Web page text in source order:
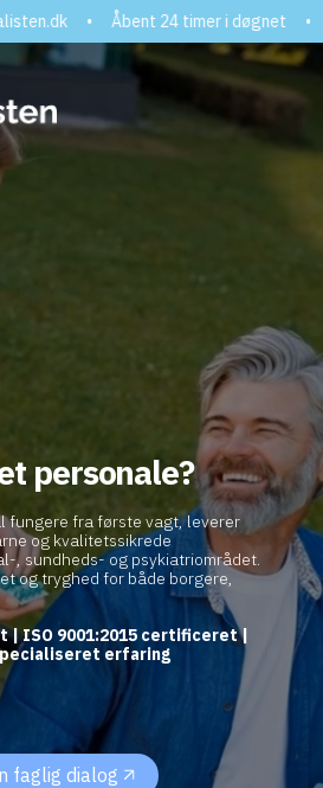
• Åbent 24 timer i
personale?
fungere fra første vagt, leverer
og kvalitetssikrede
, sundheds- og psykiatriområdet.
og tryghed for både borgere,
| ISO 9001:2015 certificeret |
erfaring
faglig dialog